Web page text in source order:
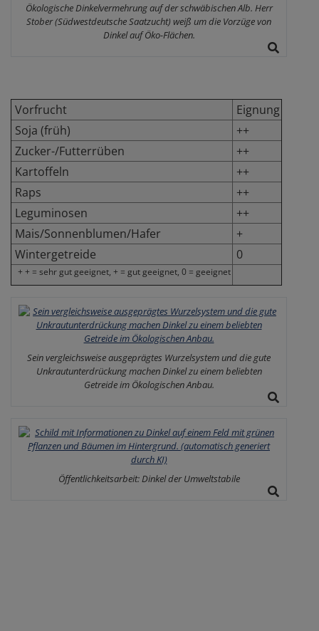
Ökologische Dinkelvermehrung auf der schwäbischen Alb. Herr
Stober (Südwestdeutsche Saatzucht) weiß um die Vorzüge von
Dinkel auf Öko-Flächen.
Vorfrucht
Eignung
Soja (früh)
++
Zucker-/Futterrüben
++
Kartoffeln
++
Raps
++
Leguminosen
++
Mais/Sonnenblumen/Hafer
+
Wintergetreide
0
+ + = sehr gut geeignet, + = gut geeignet, 0 = geeignet
Sein vergleichsweise ausgeprägtes Wurzelsystem und die gute
Unkrautunterdrückung machen Dinkel zu einem beliebten
Getreide im Ökologischen Anbau.
Öffentlichkeitsarbeit: Dinkel der Umweltstabile